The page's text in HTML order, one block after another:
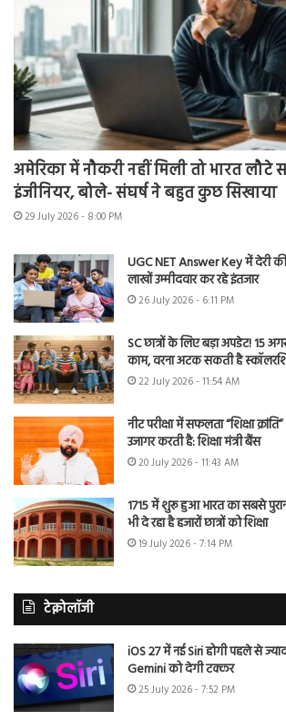
अमेरिका में नौकरी नहीं मिली तो भारत लौटे
इंजीनियर, बोले- संघर्ष ने बहुत कुछ सिखाया
29 July 2026 - 8:00 PM
UGC NET Answer Key में देरी
लाखों उम्मीदवार कर रहे इंतजार
26 July 2026 - 6:11 PM
SC छात्रों के लिए बड़ा अपडेट! 15
काम, वरना अटक सकती है
22 July 2026 - 11:54 AM
नीट परीक्षा में सफलता “शिक्षा
उजागर करती है: शिक्षा मंत्री बैंस
20 July 2026 - 11:43 AM
1715 में शुरू हुआ भारत का सबसे
भी दे रहा है हजारों छात्रों को शिक्षा
19 July 2026 - 7:14 PM
टेक्नोलॉजी
iOS 27 में नई Siri होगी पहले से
Gemini को देगी टक्कर
25 July 2026 - 7:52 PM